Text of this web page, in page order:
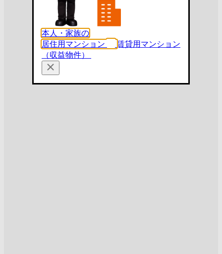
本人・家族の
居住用マンション
賃貸用マンション
（収益物件）